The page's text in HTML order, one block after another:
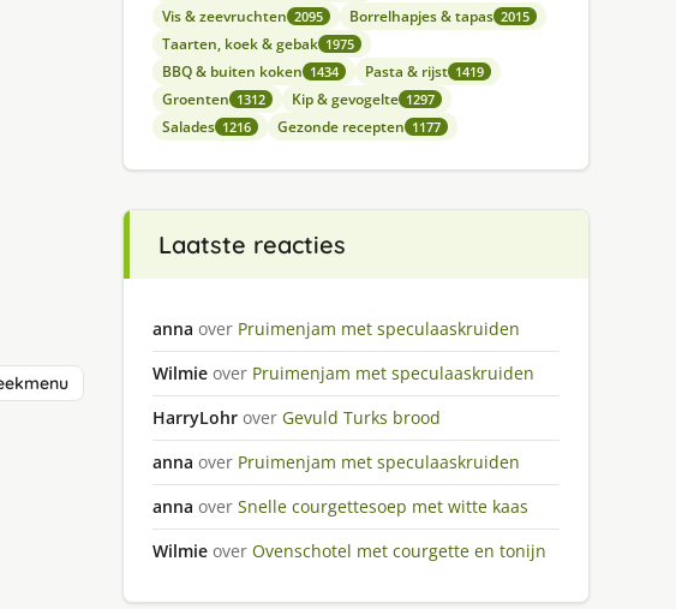
Vis & zeevruchten 2095 Borrelhapjes & tapas 2015
Taarten, koek & gebak 1975
BBQ & buiten koken 1434 Pasta & rijst 1419
Groenten 1312 Kip & gevogelte 1297
Salades 1216 Gezonde recepten 1177
Laatste reacties
anna over Pruimenjam met speculaaskruiden
Wilmie over Pruimenjam met speculaaskruiden
HarryLohr over Gevuld Turks brood
anna over Pruimenjam met speculaaskruiden
anna over Snelle courgettesoep met witte kaas
Wilmie over Ovenschotel met courgette en tonijn